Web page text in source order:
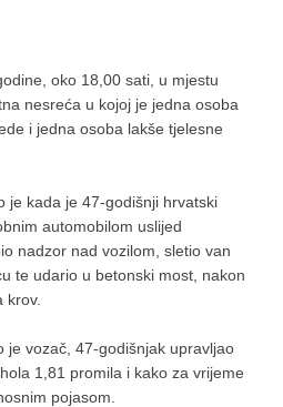
oko 18,00 sati, u mjestu
nesreća u kojoj je jedna osoba
i jedna osoba lakše tjelesne
je kada je 47-godišnji hrvatski
automobilom uslijed
nadzor nad vozilom, sletio van
te udario u betonski most, nakon
krov.
je vozač, 47-godišnjak upravljao
1,81 promila i kako za vrijeme
pojasom.